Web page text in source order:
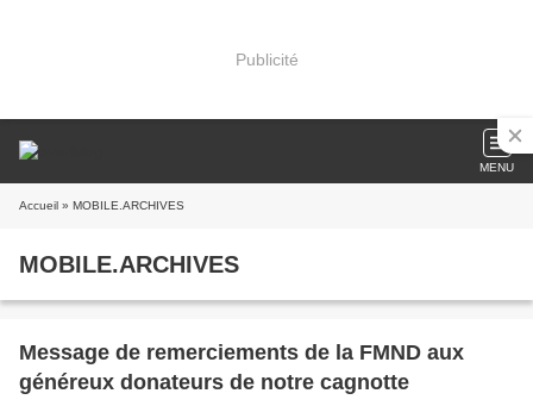
Publicité
MENU
Accueil » MOBILE.ARCHIVES
MOBILE.ARCHIVES
Message de remerciements de la FMND aux
généreux donateurs de notre cagnotte